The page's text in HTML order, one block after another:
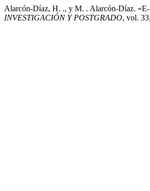
Alarcón-Díaz, H. ., y M. . Alarcón-Díaz.
INVESTIGACIÓN Y POSTGRADO, vol.